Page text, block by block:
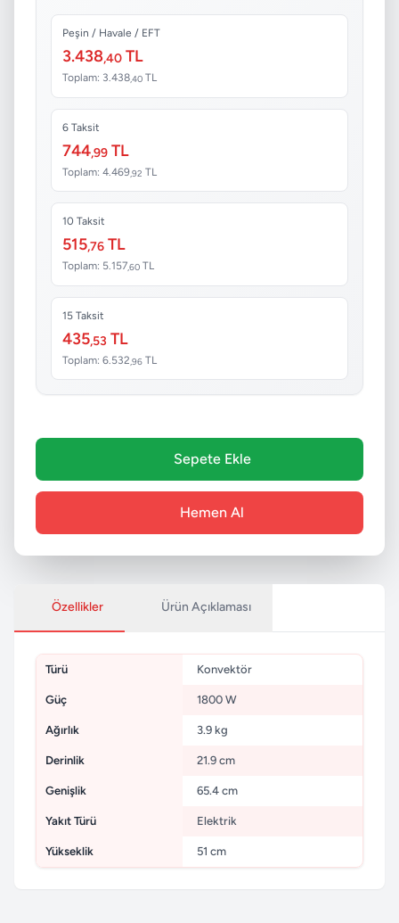
Peşin / Havale / EFT
3.438,40 TL
Toplam: 3.438,40 TL
6 Taksit
744,99 TL
Toplam: 4.469,92 TL
10 Taksit
515,76 TL
Toplam: 5.157,60 TL
15 Taksit
435,53 TL
Toplam: 6.532 ,96 TL
Sepete Ekle
Hemen Al
Özellikler Ürün Açıklaması
Türü Konvektör
Güç 1800 W
Ağırlık 3.9 kg
Derinlik 21.9 cm
Genişlik 65.4 cm
Yakıt Türü Elektrik
Yükseklik 51 cm